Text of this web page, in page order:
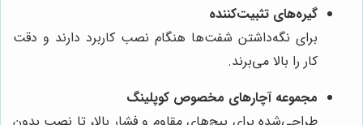
گیره‌های تثبیت‌کننده
برای نگه‌داشتن شفت‌ها هنگام نصب کاربرد دارند و دقت
کار را بالا می‌برند.
مجموعه آچارهای مخصوص کوپلینگ
طراحی‌شده برای پیچ‌های مقاوم و فشار بالا، تا نصب بدون